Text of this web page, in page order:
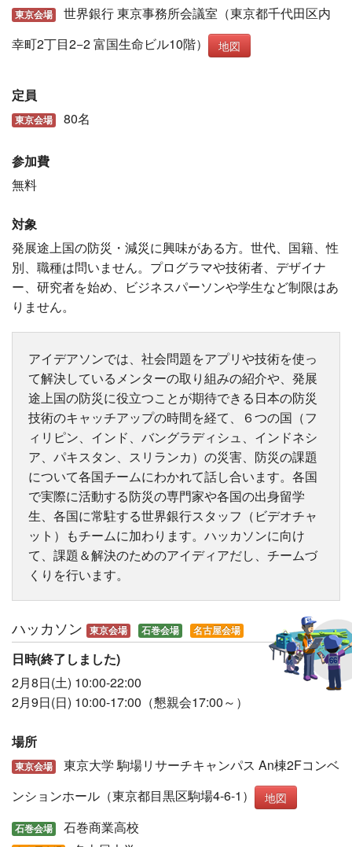
東京会場
世界銀行 東京事務所会議室（東京都千代田区内
幸町2丁目2−2 富国生命ビル10階）
地図
定員
東京会場 80名
参加費
無料
対象
発展途上国の防災・減災に興味がある方。世代、国籍、性
別、職種は問いません。プログラマや技術者、デザイナ
ー、研究者を始め、ビジネスパーソンや学生など制限はあ
りません。
アイデアソンでは、社会問題をアプリや技術を使っ
て解決しているメンターの取り組みの紹介や、発展
途上国の防災に役立つことが期待できる日本の防災
技術のキャッチアップの時間を経て、６つの国（フ
ィリピン、インド、バングラディシュ、インドネシ
ア、パキスタン、スリランカ）の災害、防災の課題
について各国チームにわかれて話し合います。各国
で実際に活動する防災の専門家や各国の出身留学
生、各国に常駐する世界銀行スタッフ（ビデオチャ
ット）もチームに加わります。ハッカソンに向け
て、課題＆解決のためのアイディアだし、チームづ
くりを行います。
ハッカソン 東京会場 石巻会場 名古屋会場
日時(終了しました)
2月8日(土) 10:00-22:00
2月9日(日) 10:00-17:00（懇親会17:00～）
場所
東京会場
東京大学 駒場リサーチキャンパス An棟2Fコンベ
ンションホール（東京都目黒区駒場4-6-1）
地図
石巻会場 石巻商業高校